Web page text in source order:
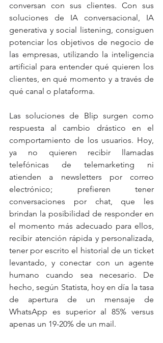
conversan con sus clientes. Con sus
soluciones de IA conversacional, IA
generativa y social listening, consiguen
potenciar los objetivos de negocio de
las empresas, utilizando la inteligencia
artificial para entender qué quieren los
clientes, en qué momento y a través de
qué canal o plataforma.
Las soluciones de Blip surgen como
respuesta al cambio drástico en el
comportamiento de los usuarios. Hoy,
ya no quieren recibir llamadas
telefónicas de telemarketing ni
atienden a newsletters por correo
electrónico; prefieren tener
conversaciones por chat, que les
brindan la posibilidad de responder en
el momento más adecuado para ellos,
recibir atención rápida y personalizada,
tener por escrito el historial de un ticket
levantado, y conectar con un agente
humano cuando sea necesario. De
hecho, según Statista, hoy en día la tasa
de apertura de un mensaje de
WhatsApp es superior al 85% versus
apenas un 19-20% de un mail.